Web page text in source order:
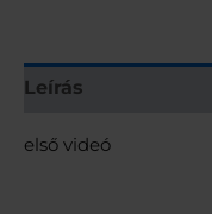
Leírás
első videó